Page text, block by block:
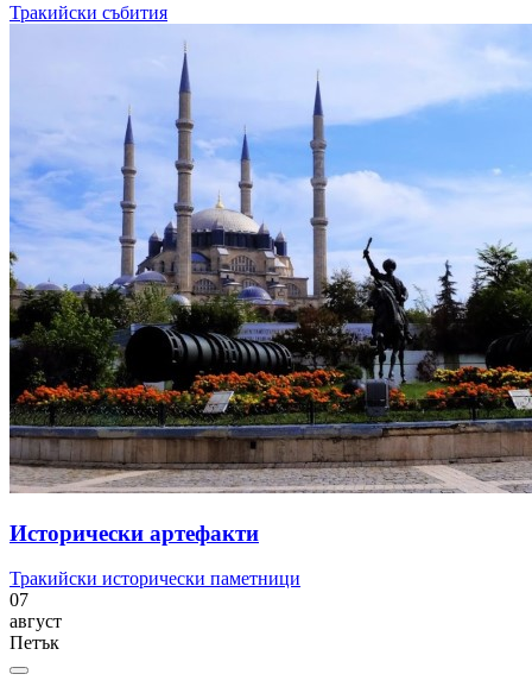
Тракийски събития
Исторически артефакти
Тракийски исторически паметници
07
август
Петък